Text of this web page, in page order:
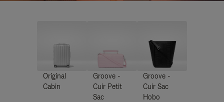
Original
Cabin
Groove -
Cuir Petit
Sac
Groove -
Cuir Sac
Hobo